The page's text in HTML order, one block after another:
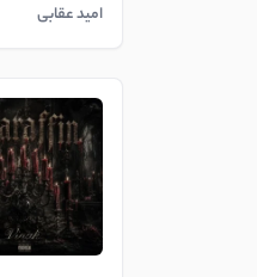
امید عقابی